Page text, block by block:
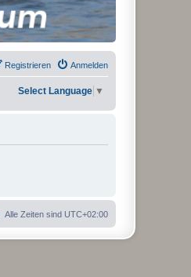
Anmelden
Registrieren
Select Language ▼
Alle Zeiten sind UTC+02:00